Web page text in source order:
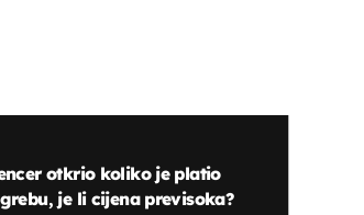
otkrio koliko je platio
je li cijena previsoka?